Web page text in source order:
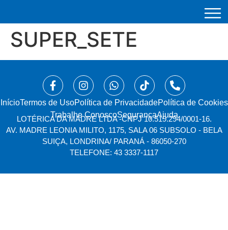
SUPER_SETE
Início⁠Termos de UsoPolítica de PrivacidadePolítica de Cookies
Trabalhe ConoscoSegurançaAjuda
LOTÉRICA DA MADRE LTDA -CNPJ 10.519.294/0001-16.
AV. MADRE LEONIA MILITO, 1175, SALA 06 SUBSOLO - BELA
SUIÇA, LONDRINA/ PARANÁ - 86050-270
TELEFONE: 43 3337-1117